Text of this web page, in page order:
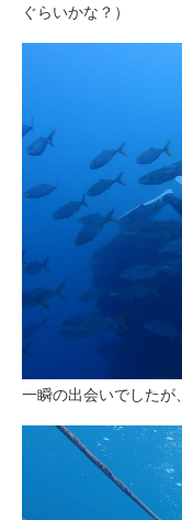
ぐらいかな？）
一瞬の出会いでした